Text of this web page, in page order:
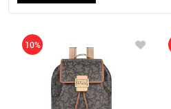
10%